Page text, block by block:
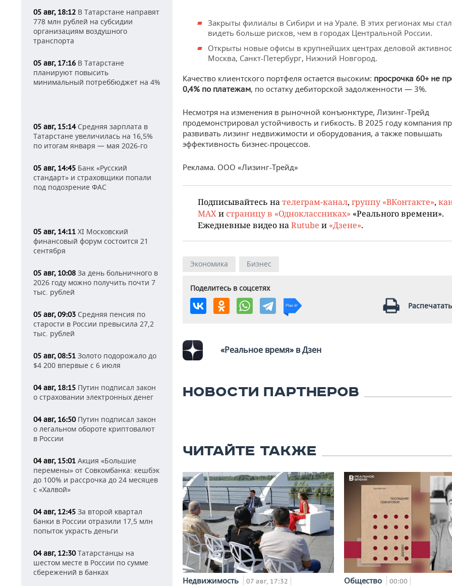
05 авг, 18:12 В Татарстане направят
778 млн рублей на субсидии
организациям воздушного
транспорта
05 авг, 17:16 В Татарстане
планируют повысить
минимальный потреббюджет на 4%
05 авг, 15:14Средняя зарплата в
Татарстане увеличилась на 16,5%
по итогам января — мая 2026-го
05 авг, 14:45 Банк «Русский
стандарт» и страховщики попали
под подозрение ФАС
05 авг, 14:11 XI Московский
финансовый форум состоится 21
сентября
05 авг, 10:08 За день больничного в
2026 году можно получить почти 7
тыс. рублей
05 авг, 09:03 Средняя пенсия по
старости в России превысила 27,2
тыс. рублей
05 авг, 08:51 Золото подорожало до
$4 200 впервые с 6 июля
04 авг, 18:15 Путин подписал закон
о страховании электронных денег
04 авг, 16:50Путин подписал закон
о легальном обороте криптовалют
в России
04 авг, 15:01 Акция «Большие
перемены» от Совкомбанка: кешбэк
до 100% и рассрочка до 24 месяцев
с «Халвой»
04 авг, 12:45 За второй квартал
банки в России отразили 17,5 млн
попыток украсть деньги
04 авг, 12:30Татарстанцы на
шестом месте в России по сумме
сбережений в банках
Закрыты филиалы в Сибири и на Урале. В этих регионах мы
видеть больше рисков, чем в городах Центральной России.
Открыты новые офисы в крупнейших центрах деловой
Москва, Санкт-Петербург, Нижний Новгород.
Качество клиентского портфеля остается высоким: просрочка 60+ не
0,4% по платежам, по остатку дебиторской задолженности — 3%.
Несмотря на изменения в рыночной конъюнктуре, Лизинг-Трейд
продемонстрировал устойчивость и гибкость. В 2025 году компания
развивать лизинг недвижимости и оборудования, а также повышать
эффективность бизнес-процессов.
Реклама. ООО «Лизинг-Трейд»
Подписывайтесь на телеграм-канал, группу «ВКонтакте»,
MAX и страницу в «Одноклассниках» «Реального времени».
Ежедневные видео на Rutube и «Дзене».
Экономика Бизнес
Поделитесь в соцсетях
«Реальное время» в Дзен
НОВОСТИ ПАРТНЕРОВ
ЧИТАЙТЕ ТАКЖЕ
Недвижимость 07 авг, 17:32 Общество 00:00